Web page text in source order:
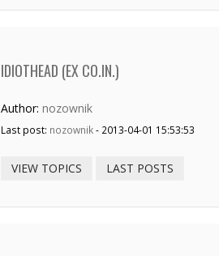
IDIOTHEAD (EX CO.IN.)
Author: nozownik
Last post: nozownik- 2013-04-01 15:53:53
VIEW TOPICS LAST POSTS